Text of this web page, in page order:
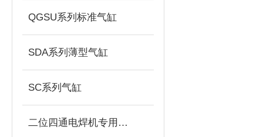
QGSU系列标准气缸
SDA系列薄型气缸
SC系列气缸
二位四通电焊机专用电磁阀